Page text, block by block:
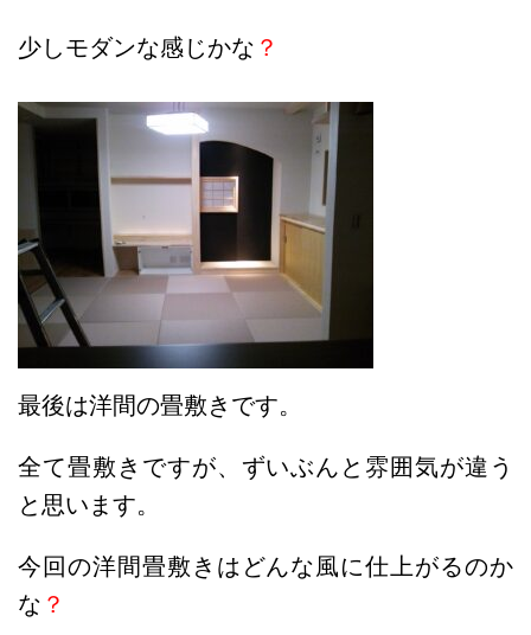
少しモダンな感じかな ？
最後は洋間の畳敷きです。
全て畳敷きですが、ずいぶんと雰囲気が違う
と思います。
今回の洋間畳敷きはどんな風に仕上がるのか
な ？